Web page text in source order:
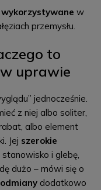
w
przemysłu.
to
uprawie
jednocześnie.
z niej albo soliter,
albo element
Jej szerokie
i glebę,
dużo – mówi się o
odmiany dodatkowo